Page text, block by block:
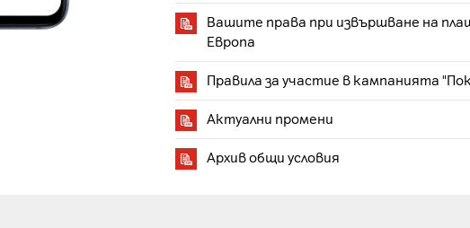
Вашите права при извършване на
Европа
Правила за участие в кампанията
Актуални промени
Архив общи условия